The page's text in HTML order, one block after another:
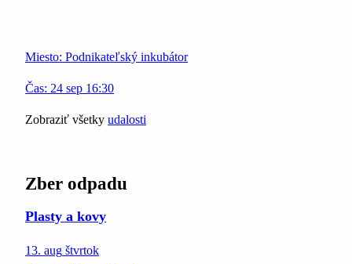
Miesto: Podnikateľský inkubátor
Čas: 24 sep 16:30
Zobraziť všetky udalosti
Zber odpadu
Plasty a kovy
13. aug štvrtok